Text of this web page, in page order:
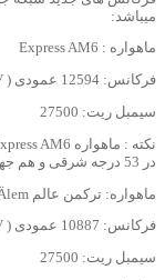
میباشد:
ماهواره : Express AM6
فرکانس: 12594 عمودی ( V )
سیمبل ریت: 27500
نکته : ماهواره Express AM6
در 53 درجه شرقی و هم جهت با ماهواره Yahsat یاه ست می باشد
ماهواره: ترکمن عالم TurkmenÄlem
فرکانس: 10887 عمودی ( V )
سیمبل ریت: 27500